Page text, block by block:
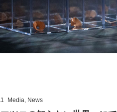
Media, News